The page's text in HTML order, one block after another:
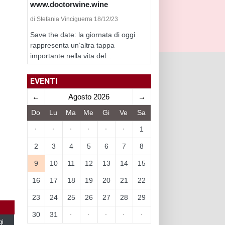
www.doctorwine.wine
di Stefania Vinciguerra 18/12/23
Save the date: la giornata di oggi
rappresenta un’altra tappa
importante nella vita del...
EVENTI
← Agosto 2026 →
Do Lu Ma Me Gi Ve Sa
· · · · · · 1
2 3 4 5 6 7 8
9 10 11 12 13 14 15
16 17 18 19 20 21 22
23 24 25 26 27 28 29
30 31 · · · · ·